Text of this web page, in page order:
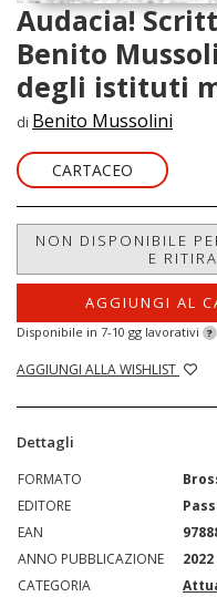
Audacia!
Benito
degli istituti
di Benito Mussolini
CARTACEO
NON DISPONIBILE
E
AGGIUNGI AL
Disponibile in 7-10 gg lavorativi ?
AGGIUNGI ALLA WISHLIST
Dettagli
FORMATO
EDITORE
EAN
ANNO PUBBLICAZIONE
2022
CATEGORIA